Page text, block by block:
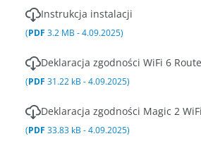
Instrukcja instalacji
(PDF 3.2 MB - 4.09.2025)
Deklaracja zgodności WiFi 6
(PDF 31.22 kB - 4.09.2025)
Deklaracja zgodności Magic 2
(PDF 33.83 kB - 4.09.2025)